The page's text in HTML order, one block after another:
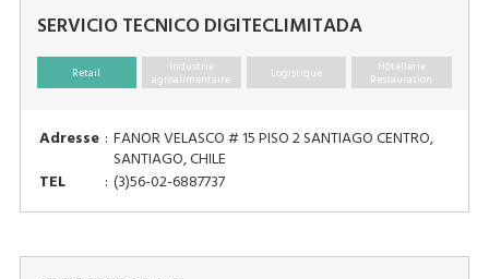
SERVICIO TECNICO DIGITECLIMITADA
Retail Industrie
agroalimentaire Logistique Hôtellerie
Restauration
Adresse : FANOR VELASCO # 15 PISO 2 SANTIAGO CENTRO,
SANTIAGO, CHILE
TEL
: (3)56-02-6887737